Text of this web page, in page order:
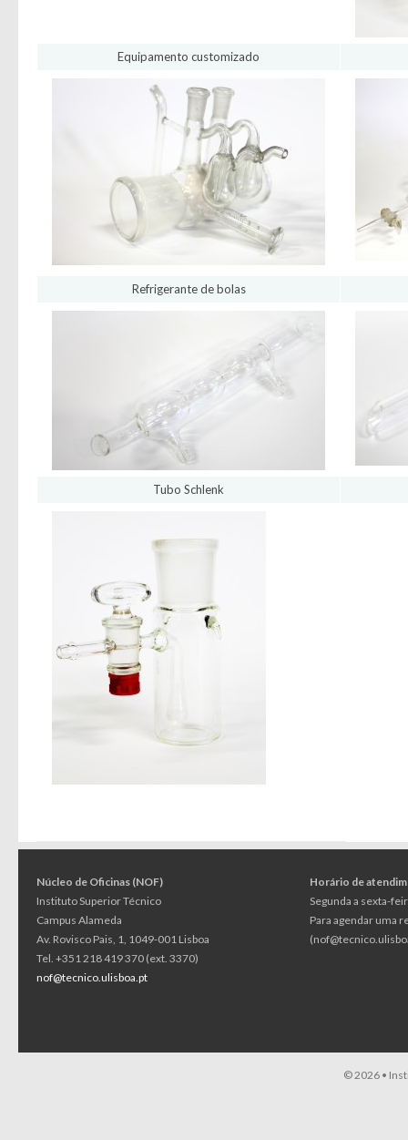
Equipamento customizado
Refrigerante de bolas
Tubo Schlenk
Núcleo de Oficinas (NOF)
Instituto Superior Técnico
Campus Alameda
Av. Rovisco Pais, 1, 1049-001 Lisboa
Tel. +351 218 419 370 (ext. 3370)
nof@tecnico.ulisboa.pt
Horário de
Segunda a sexta-
Para agendar uma
© 2026 •